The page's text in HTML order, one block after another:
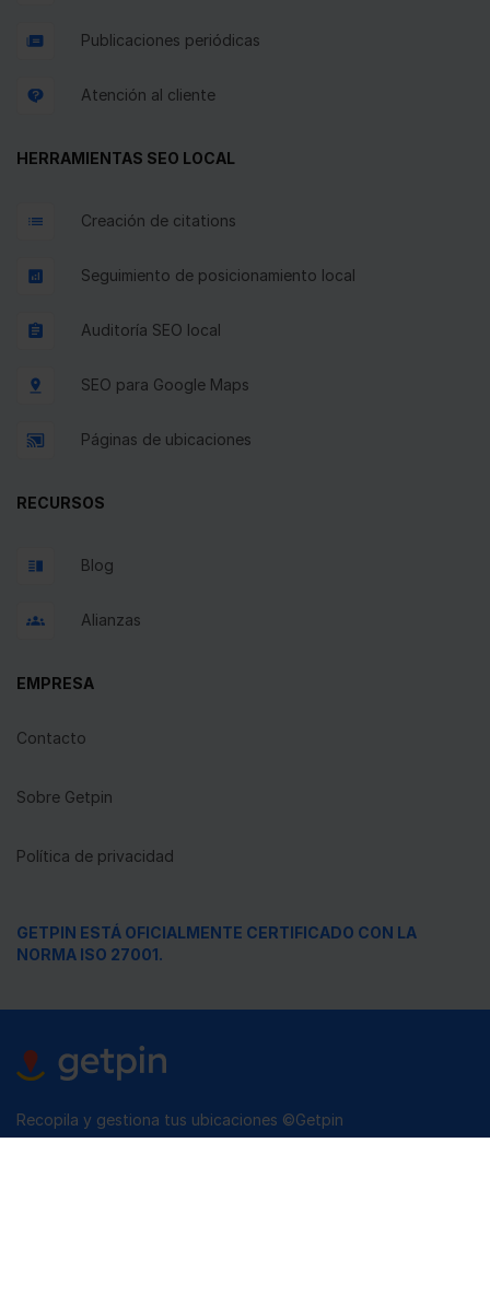
Publicaciones periódicas
Atención al cliente
HERRAMIENTAS SEO LOCAL
Creación de citations
Seguimiento de posicionamiento local
Auditoría SEO local
SEO para Google Maps
Páginas de ubicaciones
RECURSOS
Blog
Alianzas
EMPRESA
Contacto
Sobre Getpin
Política de privacidad
GETPIN ESTÁ OFICIALMENTE CERTIFICADO CON LA
NORMA ISO 27001.
Recopila y gestiona tus ubicaciones ©Getpin